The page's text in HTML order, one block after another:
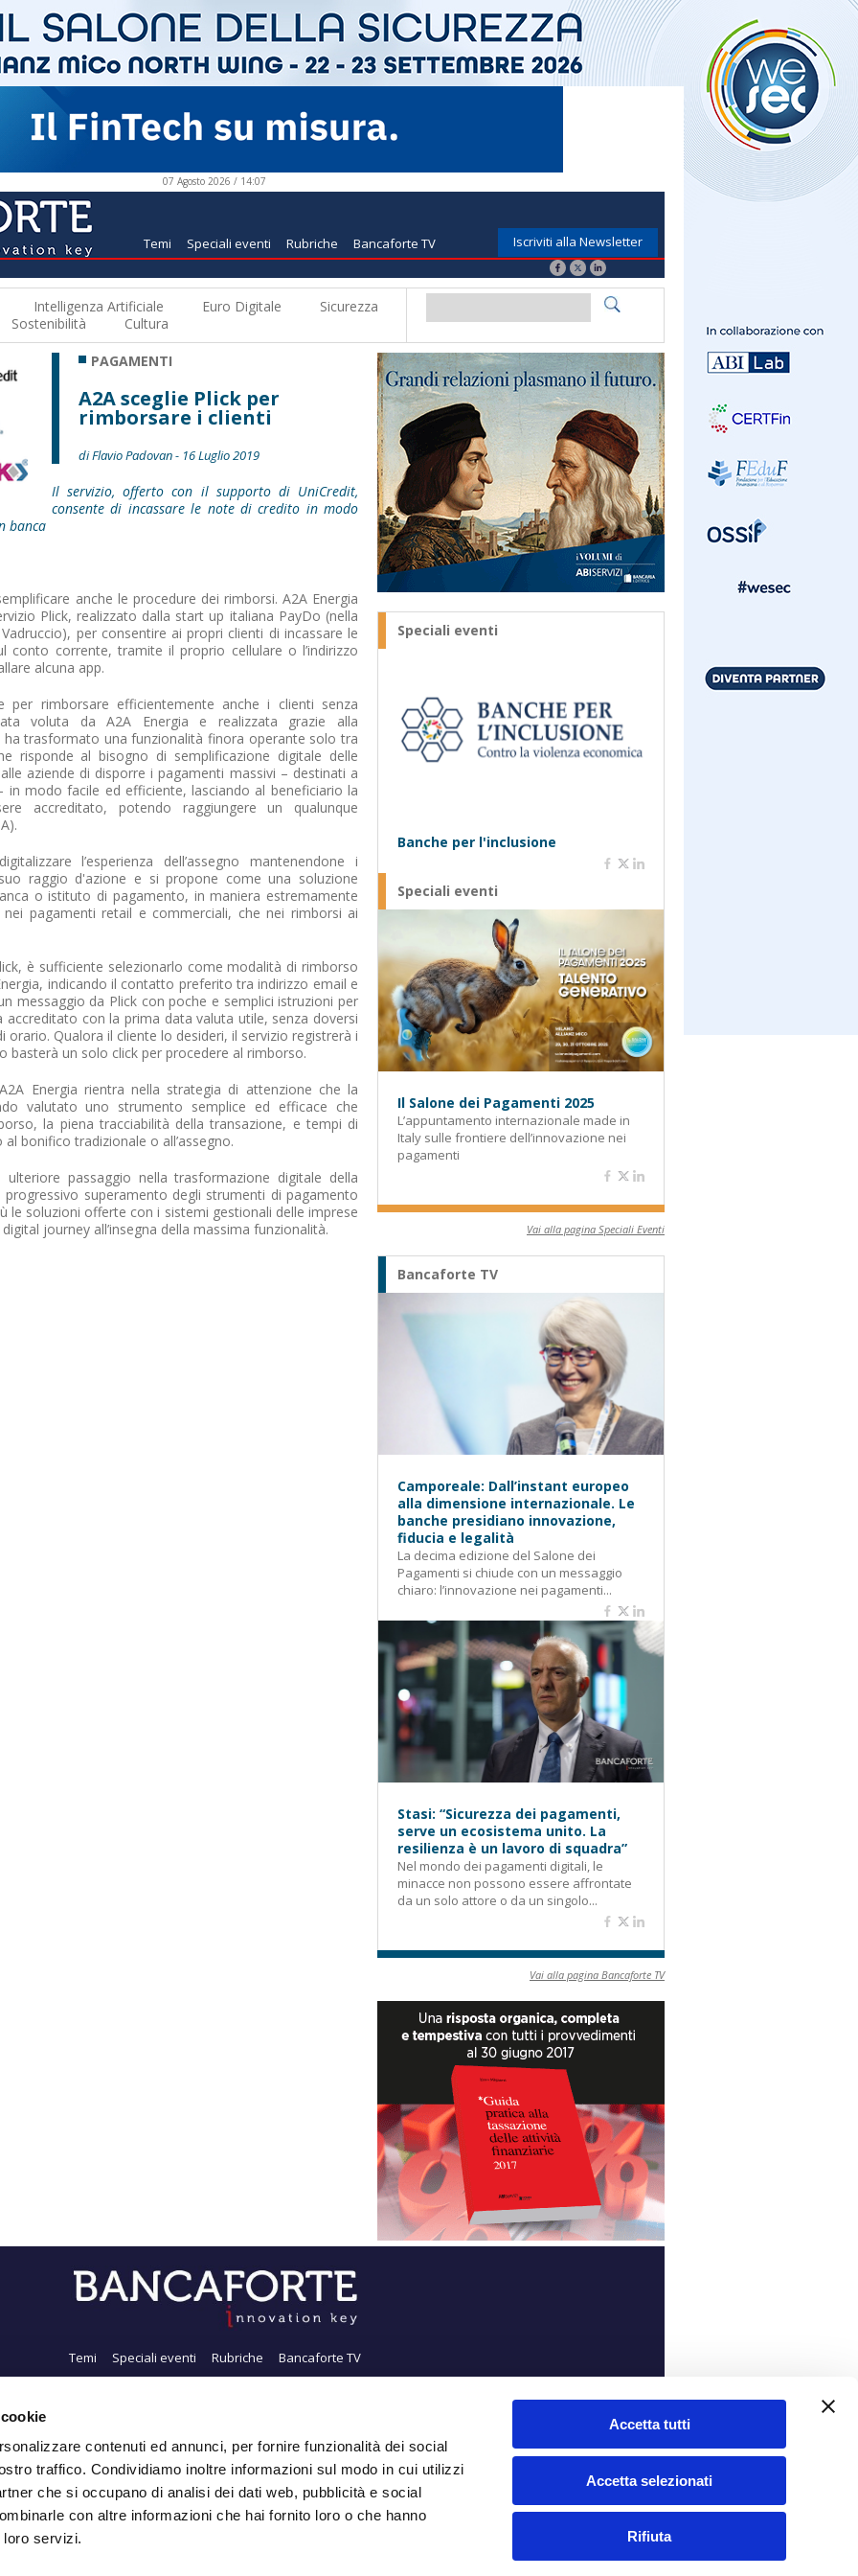
contenuti ed annunci, per fornire funzionalità dei social
traffico. Condividiamo inoltre informazioni sul modo in cui utilizzi
che si occupano di analisi dei dati web, pubblicità e social
con altre informazioni che hai fornito loro o che hanno
servizi.
Accetta tutti
Accetta selezionati
Rifiuta
07 Agosto 2026 / 14:07
Temi Speciali eventi Rubriche Bancaforte TV Iscriviti alla Newsletter
Intelligenza Artificiale Euro Digitale
Sicurezza
Sostenibilità Cultura
PAGAMENTI
A2A sceglie Plick per
rimborsare i clienti
di Flavio Padovan - 16 Luglio 2019
Il servizio, offerto con il supporto di UniCredit,
consente di incassare le note di credito in modo
banca
anche le procedure dei rimborsi. A2A Energia
Plick, realizzato dalla start up italiana PayDo (nella
per consentire ai propri clienti di incassare le
conto corrente, tramite il proprio cellulare o l’indirizzo
alcuna app.
per rimborsare efficientemente anche i clienti senza
voluta da A2A Energia e realizzata grazie alla
ha trasformato una funzionalità finora operante solo tra
risponde al bisogno di semplificazione digitale delle
aziende di disporre i pagamenti massivi – destinati a
modo facile ed efficiente, lasciando al beneficiario la
accreditato, potendo raggiungere un qualunque
l’esperienza dell’assegno mantenendone i
raggio d'azione e si propone come una soluzione
o istituto di pagamento, in maniera estremamente
pagamenti retail e commerciali, che nei rimborsi ai
è sufficiente selezionarlo come modalità di rimborso
indicando il contatto preferito tra indirizzo email e
messaggio da Plick con poche e semplici istruzioni per
con la prima data valuta utile, senza doversi
orario. Qualora il cliente lo desideri, il servizio registrerà i
basterà un solo click per procedere al rimborso.
Energia rientra nella strategia di attenzione che la
valutato uno strumento semplice ed efficace che
la piena tracciabilità della transazione, e tempi di
bonifico tradizionale o all’assegno.
passaggio nella trasformazione digitale della
superamento degli strumenti di pagamento
le soluzioni offerte con i sistemi gestionali delle imprese
journey all’insegna della massima funzionalità.
Speciali eventi
Banche per l'inclusione
Speciali eventi
Il Salone dei Pagamenti 2025
L’appuntamento internazionale made in
Italy sulle frontiere dell’innovazione nei
pagamenti
Vai alla pagina Speciali Eventi
Bancaforte TV
Camporeale: Dall’instant europeo
alla dimensione internazionale. Le
banche presidiano innovazione,
fiducia e legalità
La decima edizione del Salone dei
Pagamenti si chiude con un messaggio
chiaro: l’innovazione nei pagamenti...
Stasi: “Sicurezza dei pagamenti,
serve un ecosistema unito. La
resilienza è un lavoro di squadra”
Nel mondo dei pagamenti digitali, le
minacce non possono essere affrontate
da un solo attore o da un singolo...
Vai alla pagina Bancaforte TV
Temi Speciali eventi Rubriche Bancaforte TV
siamo
Iscriviti alla Newsletter